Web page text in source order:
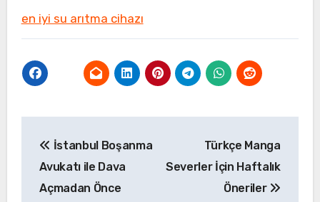
en iyi su arıtma cihazı
gezinmesi
İstanbul Boşanma
Avukatı ile Dava
Açmadan Önce
Türkçe Manga
Severler İçin Haftalık
Öneriler